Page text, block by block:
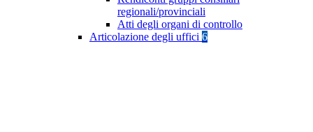
regionali/provinciali
Atti degli organi di controllo
Articolazione degli uffici 6